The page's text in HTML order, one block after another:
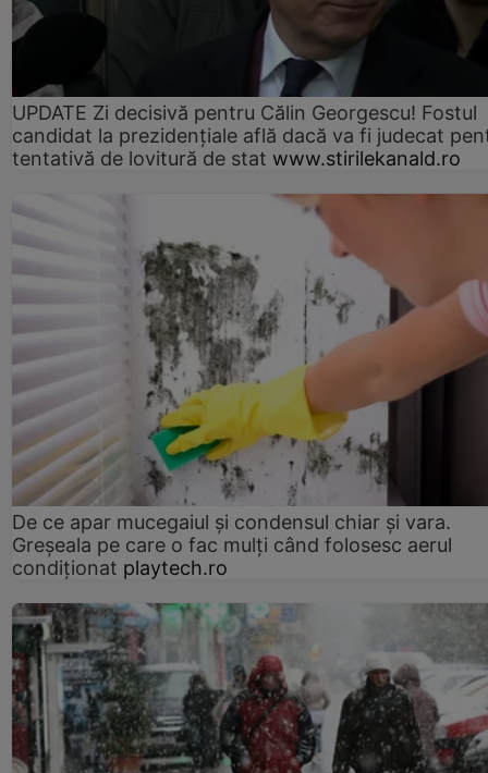
UPDATE Zi decisivă pentru Călin Georgescu! Fostul
candidat la prezidențiale află dacă va fi judecat
tentativă de lovitură de stat www.stirilekanald.ro
De ce apar mucegaiul și condensul chiar și vara.
Greșeala pe care o fac mulți când folosesc aerul
condiționat playtech.ro